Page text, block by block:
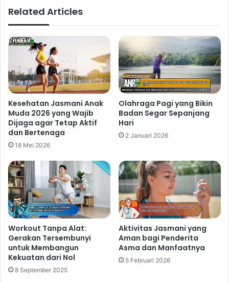
Related Articles
Panduan Latihan Cardio untuk
Membantu Tubuh Lebih Bugar dan
Aktif Setiap Hari
17 jam ago
Alasan Strength Training Menjadi
Latihan Favorit untuk Menjaga
Kesehatan Tubuh
Program Bodyweight Exercise tanpa
Alat yang Efektif untuk Melatih
Seluruh Tubuh
3 hari ago
Jadwalkan Olahraga Seperti
Janji Penting
Related Articles
Kesehatan Jasmani Anak
Muda 2026 yang Wajib
Dijaga agar Tetap Aktif
dan Bertenaga
18 Mei 2026
Olahraga Pagi yang Bikin
Badan Segar Sepanjang
Hari
2 Januari 2026
Workout Tanpa Alat:
Gerakan Tersembunyi
untuk Membangun
Kekuatan dari Nol
8 September 2025
Aktivitas Jasmani yang
Aman bagi Penderita
Asma dan Manfaatnya
5 Februari 2026